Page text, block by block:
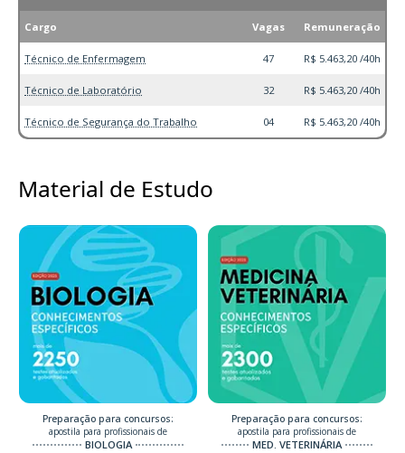
Cargo Vagas Remuneração
Técnico de Enfermagem 47 R$ 5.463,20 /40h
Técnico de Laboratório 32 R$ 5.463,20 /40h
Técnico de Segurança do Trabalho 04 R$ 5.463,20 /40h
Material de Estudo
Preparação para concursos:
apostila para profissionais de
BIOLOGIA
Preparação para concursos:
apostila para profissionais de
MED. VETERINÁRIA